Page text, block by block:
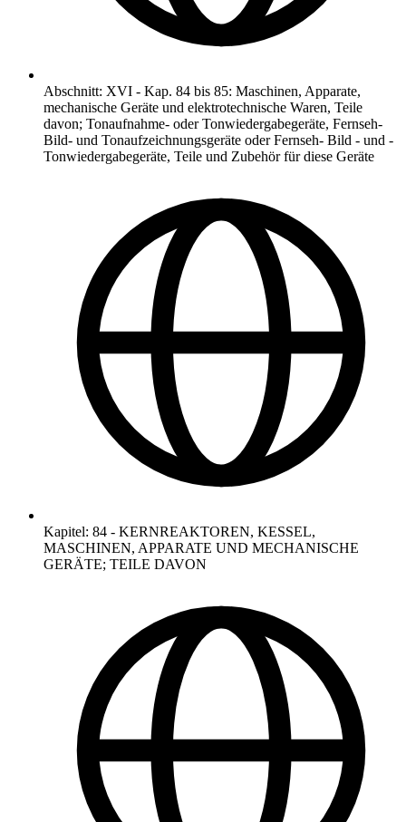
Abschnitt: XVI - Kap. 84 bis 85: Maschinen, Apparate,
mechanische Geräte und elektrotechnische Waren, Teile
davon; Tonaufnahme- oder Tonwiedergabegeräte, Fernseh-
Bild- und Tonaufzeichnungsgeräte oder Fernseh- Bild - und -
Tonwiedergabegeräte, Teile und Zubehör für diese Geräte
Kapitel: 84 - KERNREAKTOREN, KESSEL,
MASCHINEN, APPARATE UND MECHANISCHE
GERÄTE; TEILE DAVON